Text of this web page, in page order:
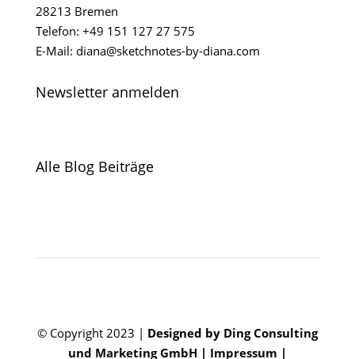
28213 Bremen
Telefon: +49 151 127 27 575
E-Mail: diana@sketchnotes-by-diana.com
Newsletter anmelden
Alle Blog Beiträge
© Copyright 2023 | Designed by Ding Consulting
und Marketing GmbH| Impressum |